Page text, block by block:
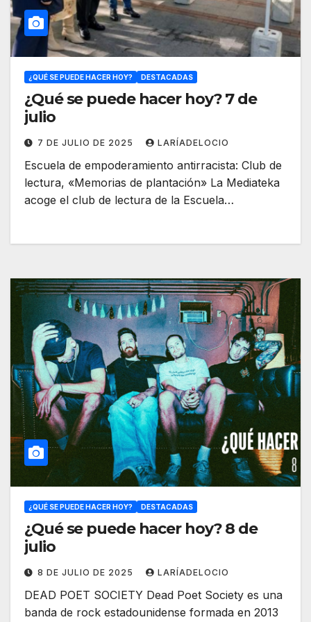
¿QUÉ SE PUEDE HACER HOY? DESTACADAS
¿Qué se puede hacer hoy? 7 de
julio
7 DE JULIO DE 2025 LARÍADELOCIO
Escuela de empoderamiento antirracista: Club de
lectura, «Memorias de plantación» La Mediateka
acoge el club de lectura de la Escuela…
¿QUÉ SE PUEDE HACER HOY? DESTACADAS
¿Qué se puede hacer hoy? 8 de
julio
8 DE JULIO DE 2025 LARÍADELOCIO
DEAD POET SOCIETY Dead Poet Society es una
banda de rock estadounidense formada en 2013